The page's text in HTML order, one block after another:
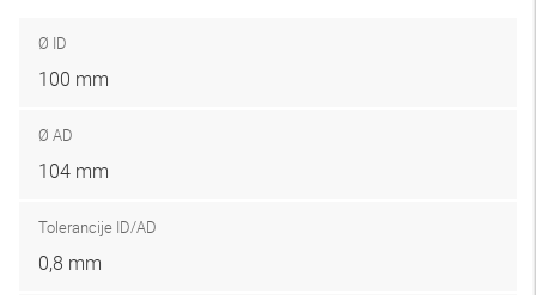
Ø ID
100 mm
Ø AD
104 mm
Tolerancije ID/AD
0,8 mm